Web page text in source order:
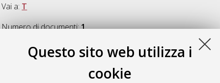
Questo sito web utilizza i
cookie
Vai a: T
Numero di documenti:1.